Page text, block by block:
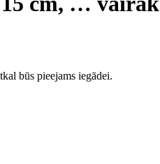
būs pieejams iegādei.